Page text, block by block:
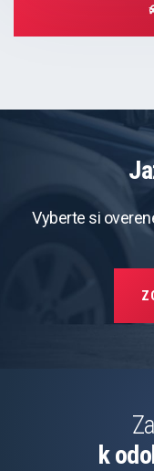
Vyberte si
k